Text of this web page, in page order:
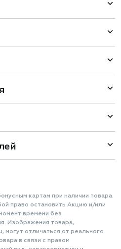
картам при наличии товара.
право остановить Акцию и/или
времени без
Изображения товара,
могут отличаться от реального
в связи с правом